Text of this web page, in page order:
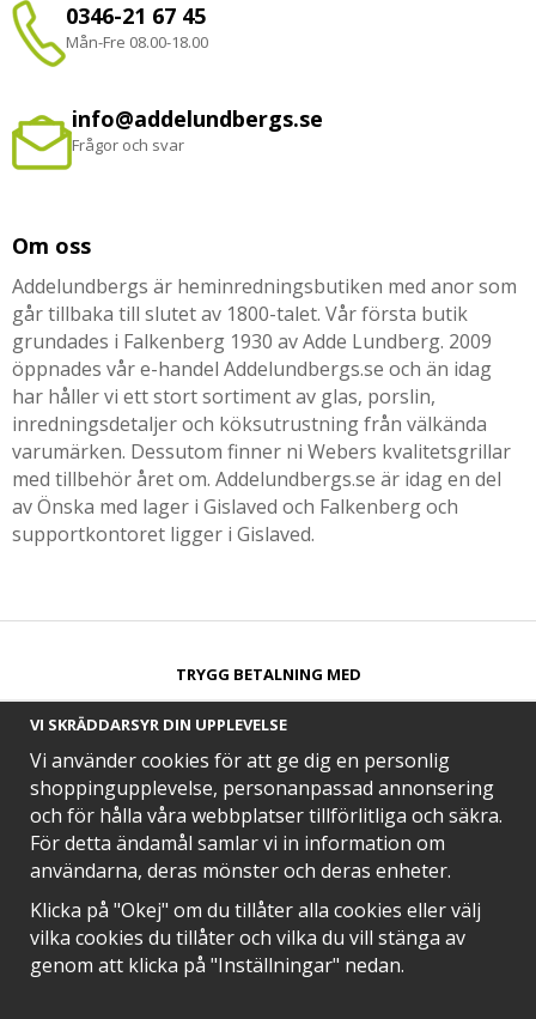
0346-21 67 45
Mån-Fre 08.00-18.00
info@addelundbergs.se
Frågor och svar
Om oss
Addelundbergs är heminredningsbutiken med anor som
går tillbaka till slutet av 1800-talet. Vår första butik
grundades i Falkenberg 1930 av Adde Lundberg. 2009
öppnades vår e-handel Addelundbergs.se och än idag
har håller vi ett stort sortiment av glas, porslin,
inredningsdetaljer och köksutrustning från välkända
varumärken. Dessutom finner ni Webers kvalitetsgrillar
med tillbehör året om. Addelundbergs.se är idag en del
av Önska med lager i Gislaved och Falkenberg och
supportkontoret ligger i Gislaved.
TRYGG BETALNING MED​
SNABB LEVERANS MED
EN DEL AV
VI SKRÄDDARSYR DIN UPPLEVELSE
Vi använder cookies för att ge dig en personlig
shoppingupplevelse, personanpassad annonsering
och för hålla våra webbplatser tillförlitliga och säkra.
För detta ändamål samlar vi in information om
användarna, deras mönster och deras enheter.
Klicka på "Okej" om du tillåter alla cookies eller välj
vilka cookies du tillåter och vilka du vill stänga av
genom att klicka på "Inställningar" nedan.